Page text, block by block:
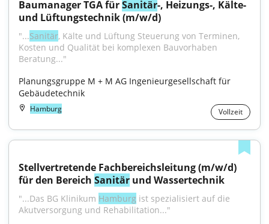
Baumanager TGA für Sanitär-, Heizungs-, Kälte-
und Lüftungstechnik (m/w/d)
"...Sanitär, Kälte und Lüftung Steuerung von Terminen,
Kosten und Qualität bei komplexen Bauvorhaben
Beratung..."
Planungsgruppe M + M AG Ingenieurgesellschaft für
Gebäudetechnik
Hamburg Vollzeit
Stellvertretende Fachbereichsleitung (m/w/d)
für den Bereich Sanitär und Wassertechnik
"...Das BG Klinikum Hamburg ist spezialisiert auf die
Akutversorgung und Rehabilitation..."